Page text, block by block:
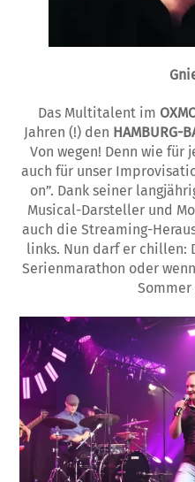
Das Multitalent im
Jahren (!) den HAMBURG-
Von wegen! Denn wie für
auch für unser
on”. Dank seiner
Musical-Darsteller und
auch die Streaming-
links. Nun darf er chillen:
Serienmarathon oder